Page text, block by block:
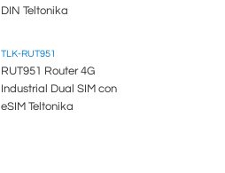
DIN Teltonika
TLK-RUT951
RUT951 Router 4G
Industrial Dual SIM con
eSIM Teltonika